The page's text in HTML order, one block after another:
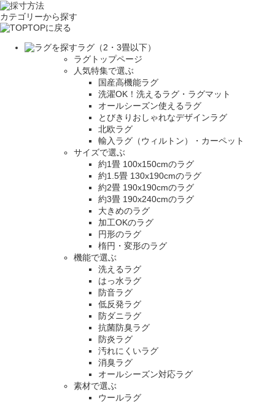
カテゴリーから探す
TOPに戻る
ラグ（2・3畳以下）
ラグトップページ
人気特集で選ぶ
国産高機能ラグ
洗濯OK！洗えるラグ・ラグマット
オールシーズン使えるラグ
とびきりおしゃれなデザインラグ
北欧ラグ
輸入ラグ（ウィルトン）・カーペット
サイズで選ぶ
約1畳 100x150cmのラグ
約1.5畳 130x190cmのラグ
約2畳 190x190cmのラグ
約3畳 190x240cmのラグ
大きめのラグ
加工OKのラグ
円形のラグ
楕円・変形のラグ
機能で選ぶ
洗えるラグ
はっ水ラグ
防音ラグ
低反発ラグ
防ダニラグ
抗菌防臭ラグ
防炎ラグ
汚れにくいラグ
消臭ラグ
オールシーズン対応ラグ
素材で選ぶ
ウールラグ